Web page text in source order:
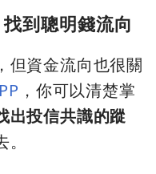
到聰明錢流向
但資金流向也很關
，你可以清楚掌
出投信共識的蹤